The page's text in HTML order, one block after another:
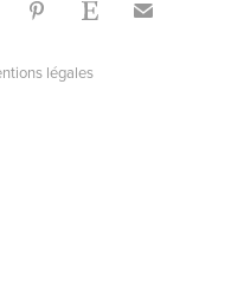
légales